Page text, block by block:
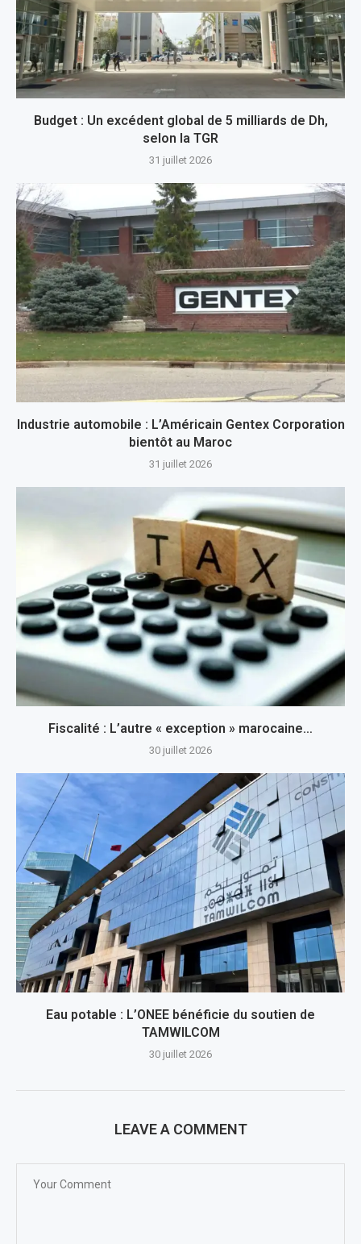
Budget : Un excédent global de 5 milliards de Dh,
selon la TGR
31 juillet 2026
Industrie automobile : L’Américain Gentex Corporation
bientôt au Maroc
31 juillet 2026
Fiscalité : L’autre « exception » marocaine…
30 juillet 2026
Eau potable : L’ONEE bénéficie du soutien de
TAMWILCOM
30 juillet 2026
LEAVE A COMMENT